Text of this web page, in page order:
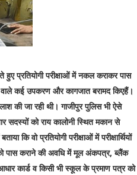
प्रतियोगी परीक्षाओं में नकल कराकर पास
वाले कई उपकरण और कागजात बरामद किएहैं।
की जा रही थी। गाजीपुर पुलिस भी ऐसे
सदस्यों को राय कालोनी स्थित मकान से
कि वो प्रतियोगी परीक्षाओं में परीक्षार्थियों
पास कराने की अवधि में मूल अंकपत्र, ब्लैंक
कार्ड व किसी भी स्कूल के प्रमाण पत्र को